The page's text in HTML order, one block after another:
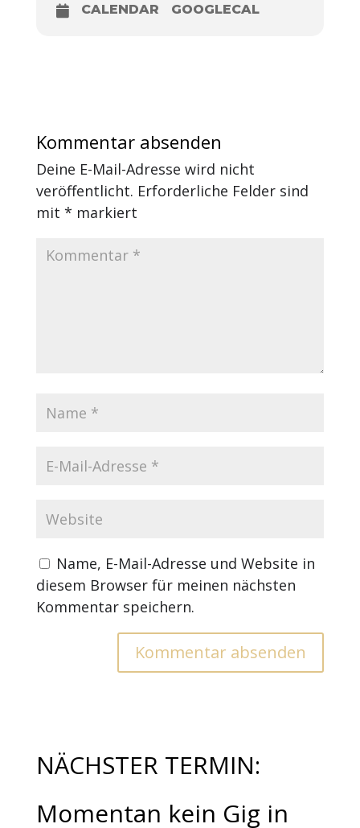
CALENDAR GOOGLECAL
Kommentar absenden
Deine E-Mail-Adresse wird nicht
veröffentlicht. Erforderliche Felder sind
mit * markiert
Name, E-Mail-Adresse und Website in
diesem Browser für meinen nächsten
Kommentar speichern.
NÄCHSTER TERMIN:
Momentan kein Gig in